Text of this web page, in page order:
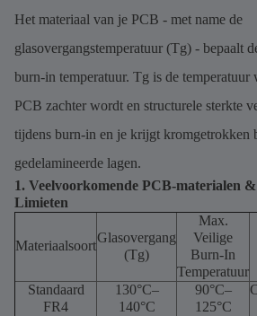
Het materiaal van je PCB - met name de
glasovergangstemperatuur (Tg) - bepaalt
burn-in temperatuur. Tg is de temperatuur
PCB zachter wordt en structurele sterkte
tijdens burn-in en je krijgt kromgetrokken
gedelamineerde lagen.
1. Veelvoorkomende PCB-materialen
Limieten
Materiaalsoort
Glasovergang
(Tg)
Max.
Veilige
Burn-In
Temperatuur
Standaard
FR4
130°C–
140°C
90°C–
125°C